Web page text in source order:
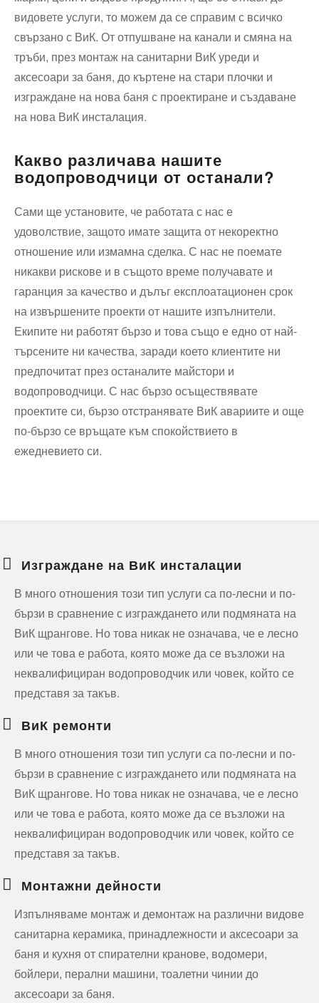
видовете услуги, то можем да се справим с всичко
свързано с ВиК. От отпушване на канали и смяна на
тръби, през монтаж на санитарни ВиК уреди и
аксесоари за баня, до къртене на стари плочки и
изграждане на нова баня с проектиране и създаване
на нова ВиК инсталация.
Какво различава нашите
водопроводчици от останали?
Сами ще установите, че работата с нас е
удоволствие, защото имате защита от некоректно
отношение или измамна сделка. С нас не поемате
никакви рискове и в същото време получавате и
гаранция за качество и дълъг експлоатационен срок
на извършените проекти от нашите изпълнители.
Екипите ни работят бързо и това също е едно от най-
търсените ни качества, заради което клиентите ни
предпочитат през останалите майстори и
водопроводчици. С нас бързо осъществявате
проектите си, бързо отстранявате ВиК авариите и още
по-бързо се връщате към спокойствието в
ежедневието си.
Изграждане на ВиК инсталации
В много отношения този тип услуги са по-лесни и по-
бързи в сравнение с изграждането или подмяната на
ВиК щрангове. Но това никак не означава, че е лесно
или че това е работа, която може да се възложи на
неквалифициран водопроводчик или човек, който се
представя за такъв.
ВиК ремонти
В много отношения този тип услуги са по-лесни и по-
бързи в сравнение с изграждането или подмяната на
ВиК щрангове. Но това никак не означава, че е лесно
или че това е работа, която може да се възложи на
неквалифициран водопроводчик или човек, който се
представя за такъв.
Монтажни дейности
Изпълняваме монтаж и демонтаж на различни видове
санитарна керамика, принадлежности и аксесоари за
баня и кухня от спирателни кранове, водомери,
бойлери, перални машини, тоалетни чинии до
аксесоари за баня.